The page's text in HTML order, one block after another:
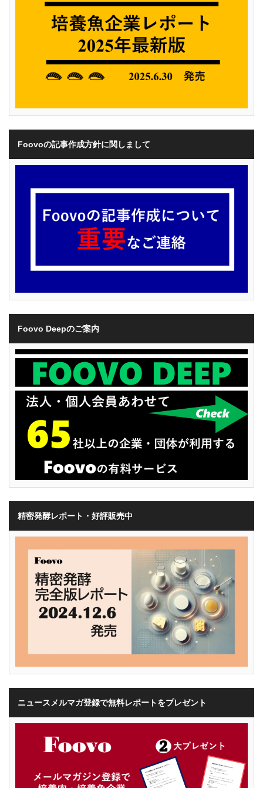
Foovoの記事作成方針に関しまして
Foovo Deepのご案内
精密発酵レポート・好評販売中
ニュースメルマガ登録で無料レポートをプレゼント